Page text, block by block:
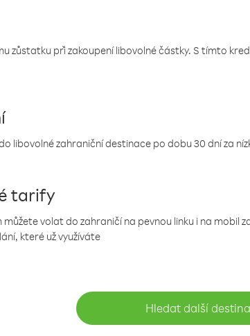
zůstatku při zakoupení libovolné částky. S tímto
libovolné zahraniční destinace po dobu 30 dní za
tarify
volat do zahraničí na pevnou linku i na mobil
které už využíváte
Hledat další